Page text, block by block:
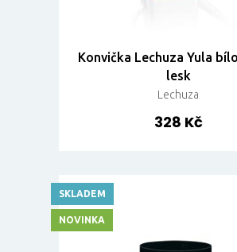
Konvička Lechuza Yula
lesk
Lechuza
328 Kč
SKLADEM
NOVINKA